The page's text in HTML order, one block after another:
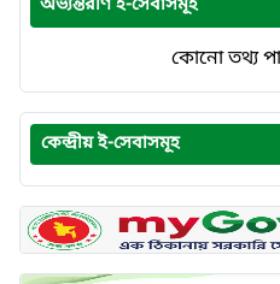
অভ্যন্তরীণ ই-সেবাসমূহ
কোনো তথ্য
কেন্দ্রীয় ই-সেবাসমূহ